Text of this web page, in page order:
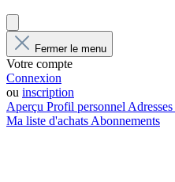
Fermer le menu
Votre compte
Connexion
ou inscription
Aperçu Profil personnel Adresses
Ma liste d'achats Abonnements